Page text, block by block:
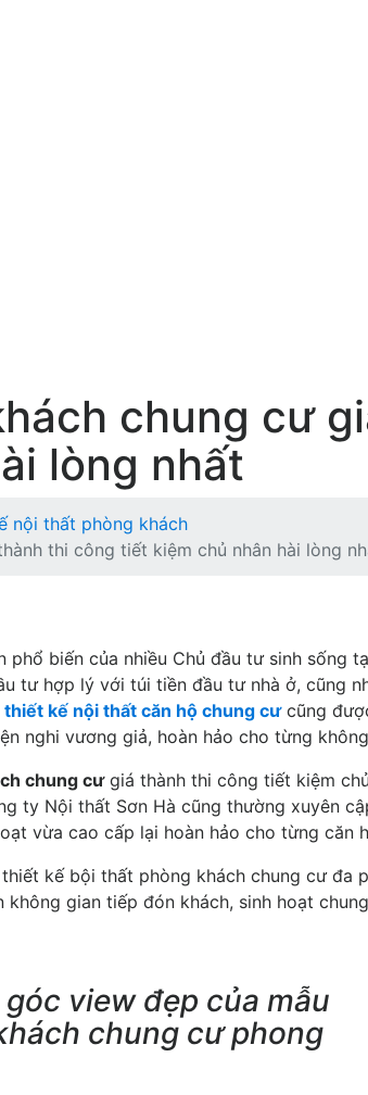
chung cư
lòng nhất
nội thất phòng khách
thi công tiết kiệm chủ nhân hài lòng
biến của nhiều Chủ đầu tư sinh sống
tư hợp lý với túi tiền đầu tư nhà ở, cũng
thiết kế nội thất căn hộ chung cưcũng
nghi vương giả, hoàn hảo cho từng
chung cưgiá thành thi công tiết kiệm
ty Nội thất Sơn Hà cũng thường xuyên
vừa cao cấp lại hoàn hảo cho từng căn
kế bội thất phòng khách chung cư đa
gian tiếp đón khách, sinh hoạt
view đẹp của mẫu
chung cư phong